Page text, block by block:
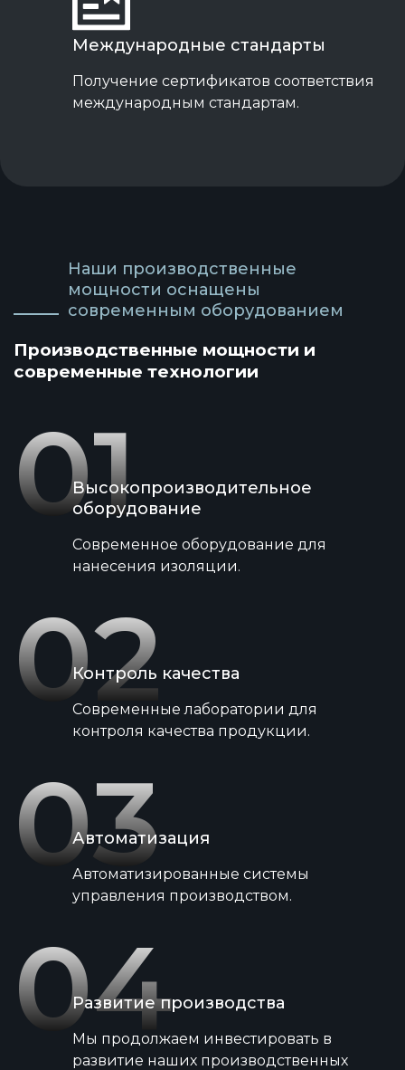
Международные стандарты
Получение сертификатов соответствия
международным стандартам.
Наши производственные
мощности оснащены
современным оборудованием
Производственные мощности и
современные технологии
01
Высокопроизводительное
оборудование
Современное оборудование для
нанесения изоляции.
02
Контроль качества
Современные лаборатории для
контроля качества продукции.
03
Автоматизация
Автоматизированные системы
управления производством.
04
Развитие производства
Мы продолжаем инвестировать в
развитие наших производственных